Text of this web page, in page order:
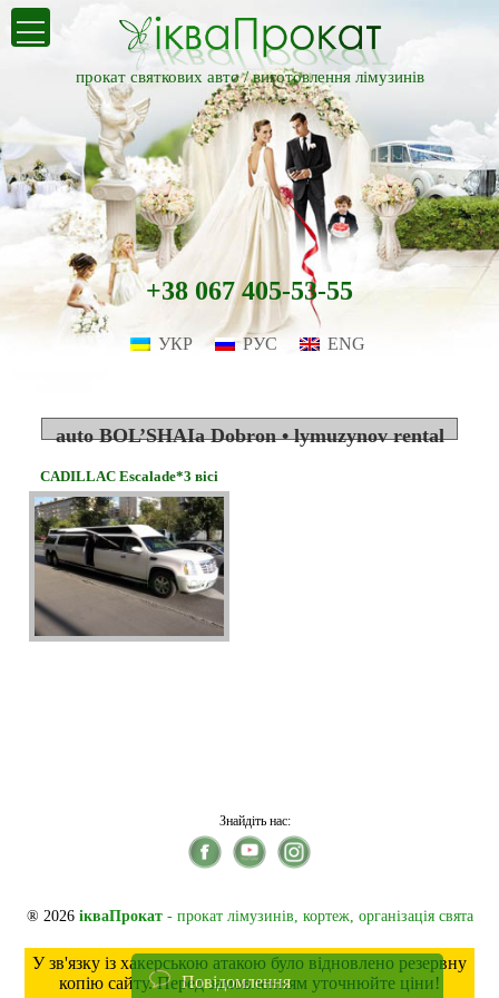
прокат святкових авто /виготовлення лімузинів
+38 067 405-53-55
УКР РУС ENG
auto BOL’SHAIa Dobron • lymuzynov rental
CADILLAC Escalade*3 вісі
Знайдіть нас:
® 2026 ікваПрокат- прокат лімузинів, кортеж, організація свята
У зв'язку із хакерською атакою було відновлено резервну
копію сайту. Перед замовленням уточнюйте ціни!
Повідомлення